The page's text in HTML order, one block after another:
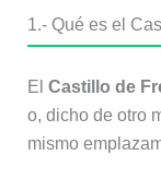
1.- Qué es el
El Castillo de
o, dicho de otro
mismo